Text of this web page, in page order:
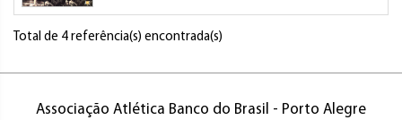
Total de 4 referência(s) encontrada(s)
Associação Atlética Banco do Brasil - Porto Alegre